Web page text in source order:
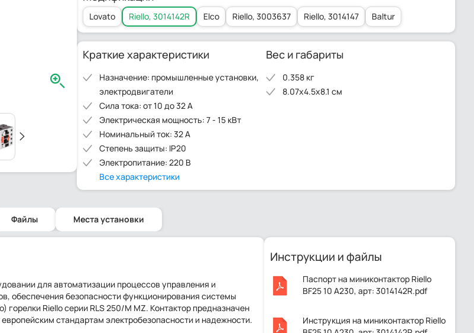
Lovato Riello, 3014142R Elco Riello, 3003637 Riello, 3014147 Baltur
Краткие характеристики
Назначение: промышленные установки,
электродвигатели
Сила тока: от 10 до 32 А
Электрическая мощность: 7 - 15 кВт
Номинальный ток: 32 А
Степень защиты: IP20
Электропитание: 220 В
Все характеристики
Вес и габариты
0.358 кг
8.07x4.5x8.1 см
Файлы Места установки
для автоматизации процессов управления и
обеспечения безопасности функционирования системы
Riello серии RLS 250/M MZ. Контактор предназначен
стандартам электробезопасности и надежности.
Инструкции и файлы
Паспорт на миниконтактор Riello
BF25 10 A230, арт: 3014142R.pdf
Инструкция на миниконтактор Riello